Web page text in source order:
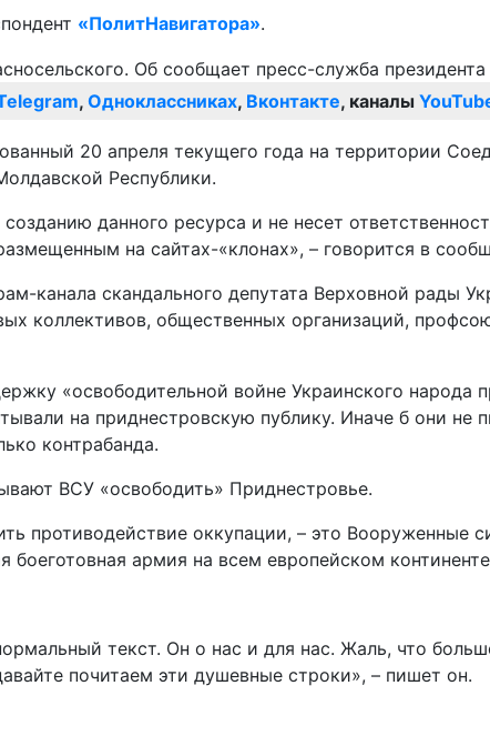
«ПолитНавигатора».
, Одноклассниках, Вконтакте, каналы
20 апреля текущего года на территории
Республики.
данного ресурса и не несет
на сайтах-«клонах», – говорится в
канала скандального депутата Верховной рады
коллективов, общественных организаций,
«освободительной войне Украинского народа
на приднестровскую публику. Иначе б они не
контрабанда.
ВСУ «освободить» Приднестровье.
противодействие оккупации, – это Вооруженные
армия на всем европейском
текст. Он о нас и для нас. Жаль, что
почитаем эти душевные строки», – пишет он.